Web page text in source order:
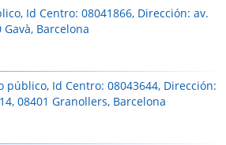
Id Centro: 08041866, Dirección: av.
Gavà, Barcelona
público, Id Centro: 08043644, Dirección:
08401 Granollers, Barcelona